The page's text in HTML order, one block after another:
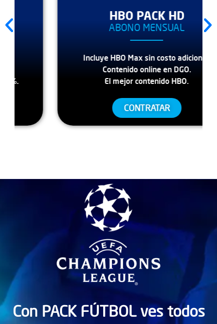
HBO PACK HD
ABONO MENSUAL
Incluye HBO Max sin costo adicional.
Contenido online en DGO.
El mejor contenido HBO.
CONTRATAR
Con PACK FÚTBOL ves todos